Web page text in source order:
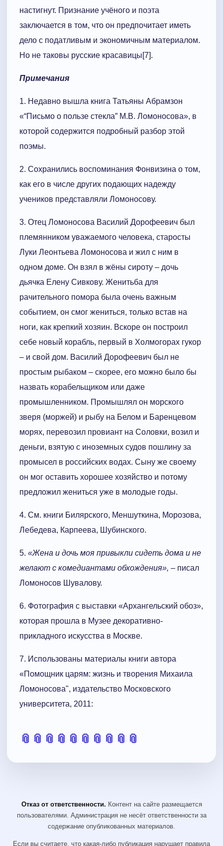
настигнут. Признание учёного и поэта
заключается в том, что он предпочитает иметь
дело с податливым и экономичным материалом.
Но не таковы русские красавицы[7].
Примечания
1. Недавно вышла книга Татьяны Абрамзон
«“Письмо о пользе стекла” М.В. Ломоносова», в
которой содержится подробный разбор этой
поэмы.
2. Сохранились воспоминания Фонвизина о том,
как его в числе других подающих надежду
учеников представляли Ломоносову.
3. Отец Ломоносова Василий Дорофеевич был
племянником уважаемого человека, старосты
Луки Леонтьева Ломоносова и жил с ним в
одном доме. Он взял в жёны сироту – дочь
дьячка Елену Сивкову. Женитьба для
рачительного помора была очень важным
событием, он смог жениться, только встав на
ноги, как крепкий хозяин. Вскоре он построил
себе новый корабль, первый в Холмогорах гукор
– и свой дом. Василий Дорофеевич был не
простым рыбаком – скорее, его можно было бы
назвать корабельщиком или даже
промышленником. Промышлял он морского
зверя (моржей) и рыбу на Белом и Баренцевом
морях, перевозил провиант на Соловки, возил и
деньги, взятую с иноземных судов пошлину за
промысел в российских водах. Сыну же своему
он мог оставить хорошее хозяйство и потому
предложил жениться уже в молодые годы.
4. См. книги Билярского, Меншуткина, Морозова,
Лебедева, Карпеева, Шубинского.
5. «Жена и дочь моя привыкли сидеть дома и не
желают с комедиантами обхождения», – писал
Ломоносов Шувалову.
6. Фотография с выставки «Архангельский обоз»,
которая прошла в Музее декоративно-
прикладного искусства в Москве.
7. Использованы материалы книги автора
«Помощник царям: жизнь и творения Михаила
Ломоносова", издательство Московского
университета, 2011:
📎 📎 📎 📎 📎 📎 📎 📎 📎 📎
Отказ от ответственности. Контент на сайте размещается
пользователями. Администрация не несёт ответственности за
содержание опубликованных материалов.
Если вы считаете, что какая-либо публикация нарушает правила